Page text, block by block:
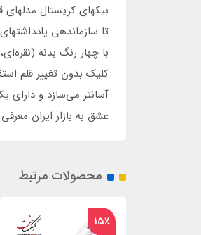
با چهار رنگ بدنه
عشق به بازار ایران
محصولات مرتبط